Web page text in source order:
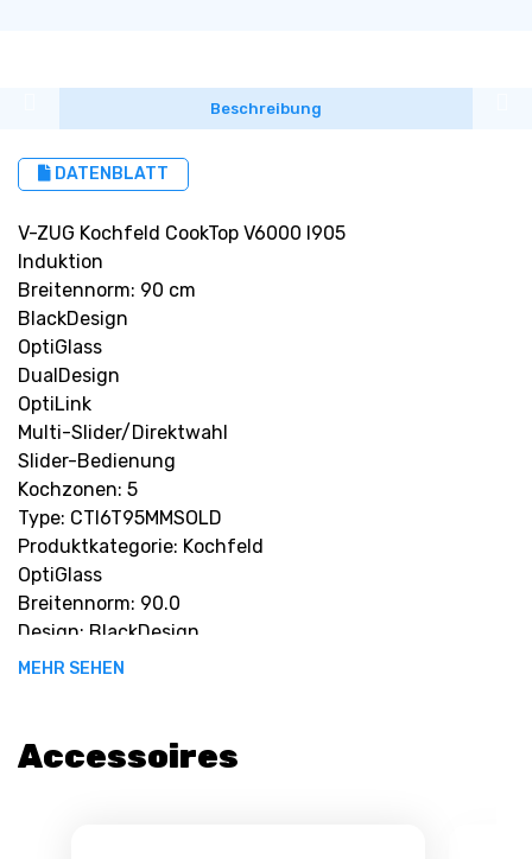
Beschreibung
DATENBLATT
V-ZUG Kochfeld CookTop V6000 I905
Induktion
Breitennorm: 90 cm
BlackDesign
OptiGlass
DualDesign
OptiLink
Multi-Slider/Direktwahl
Slider-Bedienung
Kochzonen: 5
Type: CTI6T95MMSOLD
Produktkategorie: Kochfeld
OptiGlass
Breitennorm: 90.0
Design: BlackDesign
Rahmen: DualDesign
Betriebsspannung: 220-240 V
Max. Leistung Kochzone 1: 3700.0
MEHR SEHEN
Accessoires